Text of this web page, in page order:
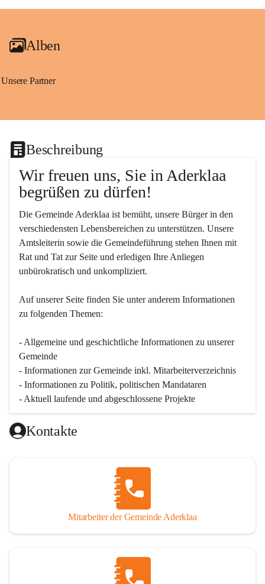
+2
Alben
Unsere Partner
Beschreibung
Wir freuen uns, Sie in Aderklaa
begrüßen zu dürfen!
Die Gemeinde Aderklaa ist bemüht, unsere Bürger in den
verschiedensten Lebensbereichen zu unterstützen. Unsere
Amtsleiterin sowie die Gemeindeführung stehen Ihnen mit
Rat und Tat zur Seite und erledigen Ihre Anliegen
unbürokratisch und unkompliziert.
Auf unserer Seite finden Sie un­ter an­de­rem Informationen
zu folgenden Themen:
- Allgemeine und geschichtliche Informationen zu unserer
Gemeinde
- Informationen zur Gemeinde inkl. Mitarbeiterverzeichnis
- Informationen zu Politik, politischen Mandataren
- Aktuell laufende und abgeschlossene Projekte
Kontakte
Mitarbeiter der Gemeinde Aderklaa